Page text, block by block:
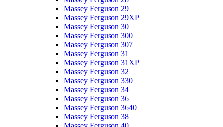
Massey Ferguson 29
Massey Ferguson 29XP
Massey Ferguson 30
Massey Ferguson 300
Massey Ferguson 307
Massey Ferguson 31
Massey Ferguson 31XP
Massey Ferguson 32
Massey Ferguson 330
Massey Ferguson 34
Massey Ferguson 36
Massey Ferguson 3640
Massey Ferguson 38
Massey Ferguson 40